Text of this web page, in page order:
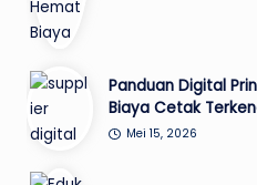
Panduan Digital
Biaya Cetak
Mei 15, 2026